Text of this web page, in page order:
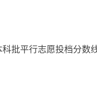
批平行志愿投档分数